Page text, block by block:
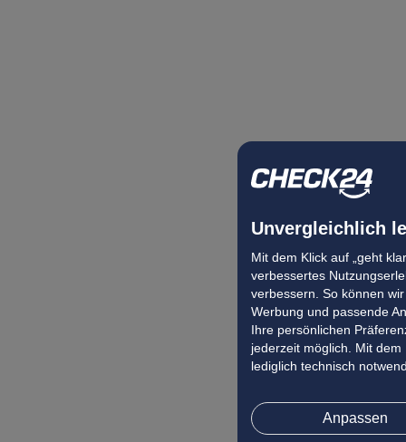
Unvergleichlich
Mit dem Klick auf „geht
verbessertes
verbessern. So können
Werbung und passende
Ihre persönlichen
jederzeit möglich. Mit dem
lediglich technisch
Anpassen